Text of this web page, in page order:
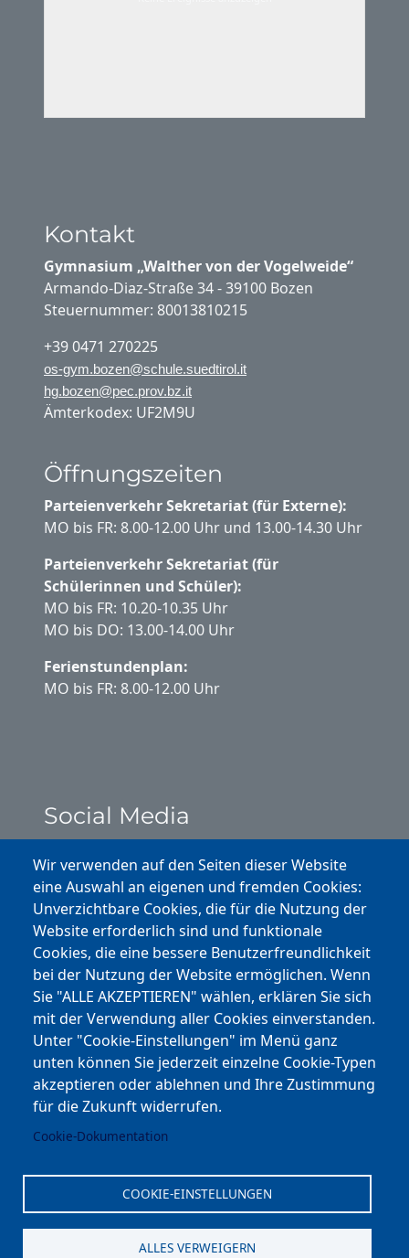
Wir verwenden auf den Seiten dieser Website
eine Auswahl an eigenen und fremden Cookies:
Unverzichtbare Cookies, die für die Nutzung der
Website erforderlich sind und funktionale
Cookies, die eine bessere Benutzerfreundlichkeit
bei der Nutzung der Website ermöglichen. Wenn
Sie "ALLE AKZEPTIEREN" wählen, erklären Sie sich
mit der Verwendung aller Cookies einverstanden.
Unter "Cookie-Einstellungen" im Menü ganz
unten können Sie jederzeit einzelne Cookie-Typen
akzeptieren oder ablehnen und Ihre Zustimmung
für die Zukunft widerrufen.
Cookie-Dokumentation
COOKIE-EINSTELLUNGEN
ALLES VERWEIGERN
Kontakt
Gymnasium „Walther von der Vogelweide“
Armando-Diaz-Straße 34 - 39100 Bozen
Steuernummer: 80013810215
+39 0471 270225
os-gym.bozen@schule.suedtirol.it
hg.bozen@pec.prov.bz.it
Ämterkodex: UF2M9U
Öffnungszeiten
Parteienverkehr Sekretariat (für Externe):
MO bis FR: 8.00-12.00 Uhr und 13.00-14.30 Uhr
Parteienverkehr Sekretariat (für
Schülerinnen und Schüler):
MO bis FR: 10.20-10.35 Uhr
MO bis DO: 13.00-14.00 Uhr
Ferienstundenplan:
MO bis FR: 8.00-12.00 Uhr
Social Media
Instagram
Facebook
Youtube
Andere Bereiche
transp. Verwaltung / Amm. Trasparente
Nationaler Plan für Aufbau und Resilienz
Cookie-Einstellungen
Kontakt
⎋ Autonome Provinz Bozen
⎋ Schulbibliothek
⎋ Sportnews von unserer Schule